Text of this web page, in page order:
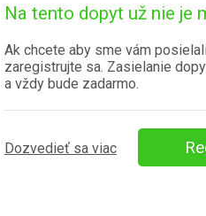
Na tento dopyt už nie je
Ak chcete aby sme vám
zaregistrujte sa. Zasielanie
a vždy bude zadarmo.
Dozvedieť sa viac